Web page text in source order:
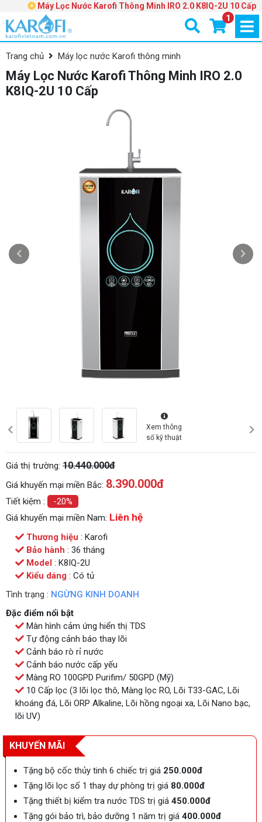
Máy Lọc Nước Karofi Thông Minh IRO 2.0 K8IQ-2U 10 Cấp
1
Trang chủ Máy lọc nước Karofi thông minh
Máy Lọc Nước Karofi Thông Minh IRO 2.0
K8IQ-2U 10 Cấp
Xem thông
số kỹ thuật
Giá thị trường: 10.440.000đ
Giá khuyến mại miền Bắc: 8.390.000đ
Tiết kiệm :
-20%
Giá khuyến mại miền Nam: Liên hệ
Thương hiệu : Karofi
Bảo hành : 36 tháng
Model : K8IQ-2U
Kiểu dáng : Có tủ
Tình trạng : NGỪNG KINH DOANH
Đặc điểm nổi bật
Màn hình cảm ứng hiển thị TDS
Tự động cảnh báo thay lõi
Cảnh báo rò rỉ nước
Cảnh báo nước cấp yếu
Màng RO 100GPD Purifim/ 50GPD (Mỹ)
10 Cấp lọc (3 lõi lọc thô, Màng lọc RO, Lõi T33-GAC, Lõi
khoáng đá, Lõi ORP Alkaline, Lõi hồng ngoại xa, Lõi Nano bạc,
lõi UV)
KHUYẾN MÃI
Tặng bộ cốc thủy tinh 6 chiếc trị giá 250.000đ
Tặng lõi lọc số 1 thay dự phòng trị giá 80.000đ
Tặng thiết bị kiểm tra nước TDS trị giá 450.000đ
Tặng gói bảo trì, bảo dưỡng 1 năm trị giá 400.000đ